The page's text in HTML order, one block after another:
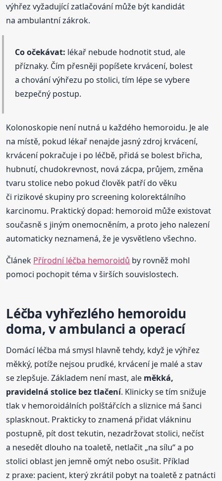
výhřez vyžadující zatlačování může být kandidát
na ambulantní zákrok.
Co očekávat: lékař nebude hodnotit stud, ale
příznaky. Čím přesněji popíšete krvácení, bolest
a chování výhřezu po stolici, tím lépe se vybere
bezpečný postup.
Kolonoskopie není nutná u každého hemoroidu. Je ale
na místě, pokud lékař nenajde jasný zdroj krvácení,
krvácení pokračuje i po léčbě, přidá se bolest břicha,
hubnutí, chudokrevnost, nová zácpa, průjem, změna
tvaru stolice nebo pokud člověk patří do věku
či rizikové skupiny pro screening kolorektálního
karcinomu. Praktický dopad: hemoroid může existovat
současně s jiným onemocněním, a proto jeho nalezení
automaticky neznamená, že je vysvětleno všechno.
Článek Přírodní léčba hemoroidů by rovněž mohl
pomoci pochopit téma v širších souvislostech.
Léčba vyhřezlého hemoroidu
doma, v ambulanci a operací
Domácí léčba má smysl hlavně tehdy, když je výhřez
měkký, potíže nejsou prudké, krvácení je malé a stav
se zlepšuje. Základem není mast, ale měkká,
pravidelná stolice bez tlačení. Klinicky se tím snižuje
tlak v hemoroidálních polštářcích a sliznice má šanci
splasknout. Prakticky to znamená přidat vlákninu
postupně, pít dost tekutin, nezadržovat stolici, nečíst
a nesedět dlouho na toaletě, netlačit „na sílu“ a po
stolici oblast jen jemně omýt nebo osušit. Příklad
z praxe: pacient, který zkrátil pobyt na toaletě z patnácti